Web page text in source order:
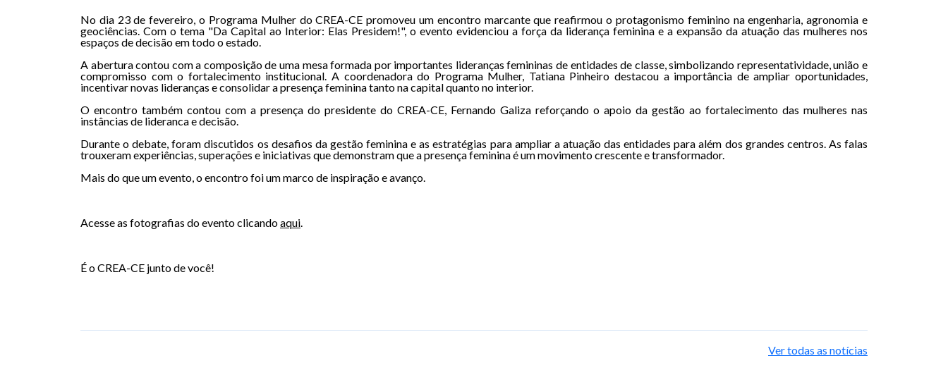
No dia 23 de fevereiro, o Programa Mulher do CREA-CE promoveu um encontro marcante que reafirmou o protagonismo feminino na engenharia, agronomia e
geociências. Com o tema "Da Capital ao Interior: Elas Presidem!", o evento evidenciou a força da liderança feminina e a expansão da atuação das mulheres nos
espaços de decisão em todo o estado.
A abertura contou com a composição de uma mesa formada por importantes lideranças femininas de entidades de classe, simbolizando representatividade, união e
compromisso com o fortalecimento institucional. A coordenadora do Programa Mulher, Tatiana Pinheiro destacou a importância de ampliar oportunidades,
incentivar novas lideranças e consolidar a presença feminina tanto na capital quanto no interior.
O encontro também contou com a presença do presidente do CREA-CE, Fernando Galiza reforçando o apoio da gestão ao fortalecimento das mulheres nas
instâncias de lideranca e decisão.
Durante o debate, foram discutidos os desafios da gestão feminina e as estratégias para ampliar a atuação das entidades para além dos grandes centros. As falas
trouxeram experiências, superações e iniciativas que demonstram que a presença feminina é um movimento crescente e transformador.
Mais do que um evento, o encontro foi um marco de inspiração e avanço.
Acesse as fotografias do evento clicandoaqui.
É o CREA-CE junto de você!
Ver todas as notícias